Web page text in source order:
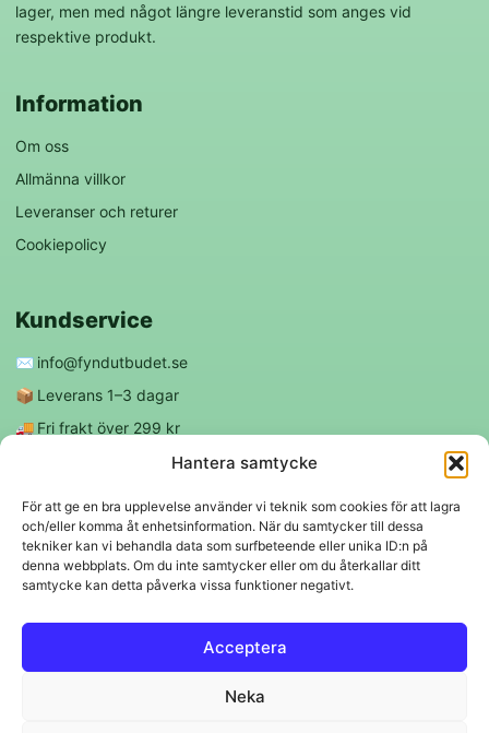
Hantera samtycke
För att ge en bra upplevelse använder vi teknik som cookies för att lagra
och/eller komma åt enhetsinformation. När du samtycker till dessa
tekniker kan vi behandla data som surfbeteende eller unika ID:n på
denna webbplats. Om du inte samtycker eller om du återkallar ditt
samtycke kan detta påverka vissa funktioner negativt.
Acceptera
Neka
lager, men med något längre leveranstid som anges vid
respektive produkt.
Information
Om oss
Allmänna villkor
Leveranser och returer
Cookiepolicy
Kundservice
✉️ info@fyndutbudet.se
📦 Leverans 1–3 dagar
🚚 Fri frakt över 299 kr
Följ oss
f ◎
Swish